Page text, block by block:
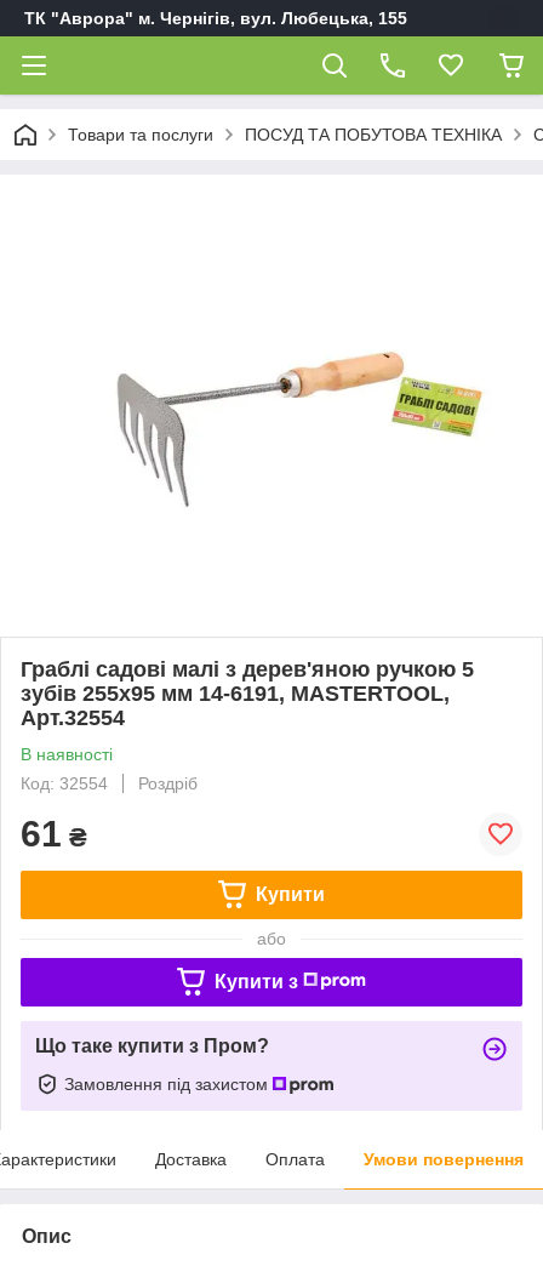
ТК "Аврора" м. Чернігів, вул. Любецька, 155
Товари та послуги ПОСУД ТА ПОБУТОВА ТЕХНІКА
Граблі садові малі з дерев'яною ручкою 5
зубів 255х95 мм 14-6191, MASTERTOOL,
Арт.32554
В наявності
Код: 32554
Роздріб
61 ₴
Купити
або
Купити з
Що таке купити з Пром?
Замовлення під захистом
Доставка Оплата Умови повернення
Опис